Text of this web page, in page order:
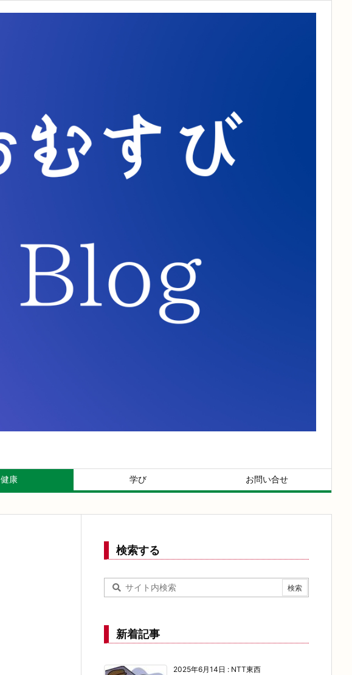
健康 学び お問い合せ
検索する
新着記事
2025年6月14日 : NTT東西